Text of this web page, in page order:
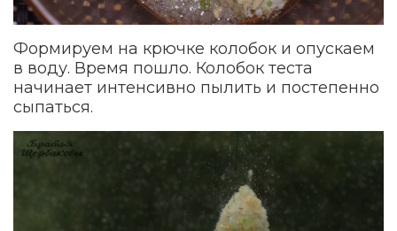
Формируем на крючке колобок и опускаем
в воду. Время пошло. Колобок теста
начинает интенсивно пылить и постепенно
сыпаться.